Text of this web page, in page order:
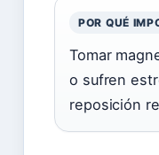
POR QUÉ
Tomar
o sufren
reposición